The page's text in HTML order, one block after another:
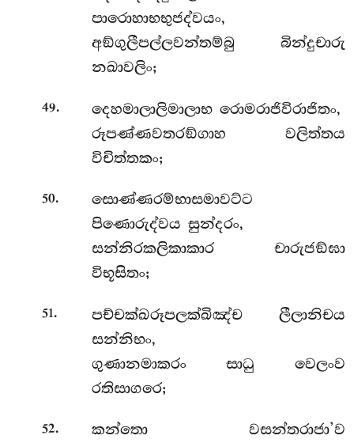
පාරොහාභභුජද්වයං,
අඞ්ගුලීපල්ලවන්තම්බු බින්දුචාරු
නඛාවලිං;
49.
දෙහමාලාලිමාලාභ රොමරාජිවිරාජිතං,
රූපණ්ණවතරඞ්ගාහ වලිත්තය
විචිත්තකං;
50.
සොණ්ණරම්භාසමාවට්ට
පිණොරුද්වය සුන්දරං,
සන්නිරකලිකාකාර චාරුජඞ්ඝා
විභූසිතං;
51.
පච්චක්ඛරූපලක්ඛිඤ්ච ලීලානිචය
සන්නිභං,
ගුණානමාකරං සාධු වෙලංව
රතිසාගරෙ;
52.
කන්තො වසන්තරාජා’ව